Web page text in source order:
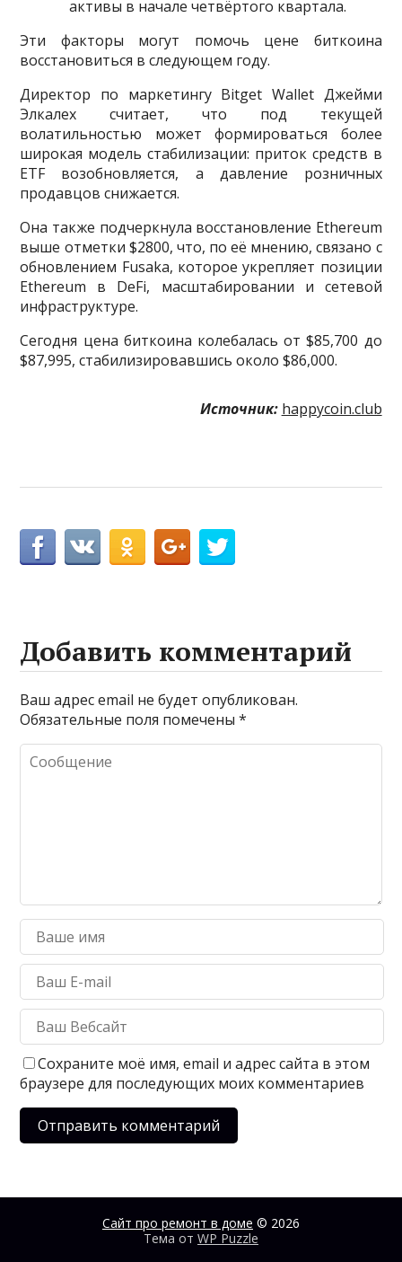
активы в начале четвёртого квартала.
Эти факторы могут помочь цене биткоина
восстановиться в следующем году.
Директор по маркетингу Bitget Wallet Джейми
Элкалех считает, что под текущей
волатильностью может формироваться более
широкая модель стабилизации: приток средств в
ETF возобновляется, а давление розничных
продавцов снижается.
Она также подчеркнула восстановление Ethereum
выше отметки $2800, что, по её мнению, связано с
обновлением Fusaka, которое укрепляет позиции
Ethereum в DeFi, масштабировании и сетевой
инфраструктуре.
Сегодня цена биткоина колебалась от $85,700 до
$87,995, стабилизировавшись около $86,000.
Источник: happycoin.club
Добавить комментарий
Ваш адрес email не будет опубликован.
Обязательные поля помечены*
Сохраните моё имя, email и адрес сайта в этом
браузере для последующих моих комментариев
Сайт про ремонт в доме © 2026
Тема от WP Puzzle